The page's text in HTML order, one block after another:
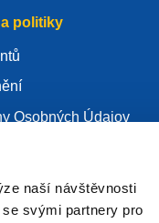
naší návštěvnosti
svými partnery pro
politiky
Osobných Údajov